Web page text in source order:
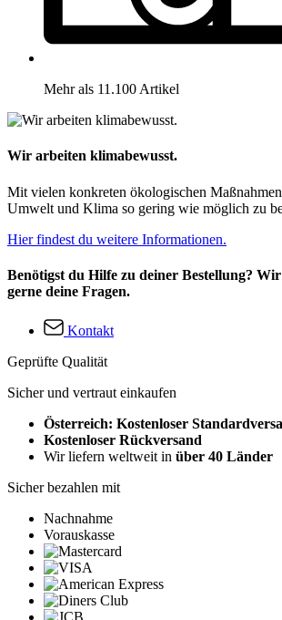
Mehr als 11.100 Artikel
Wir arbeiten klimabewusst.
Mit vielen konkreten ökologischen
Umwelt und Klima so gering wie möglich zu
Hier findest du weitere Informationen.
Benötigst du Hilfe zu deiner Bestellung?
gerne deine Fragen.
Kontakt
Geprüfte Qualität
Sicher und vertraut einkaufen
Österreich: Kostenloser
Kostenloser Rückversand
Wir liefern weltweit in über 40 Länder
Sicher bezahlen mit
Nachnahme
Vorauskasse